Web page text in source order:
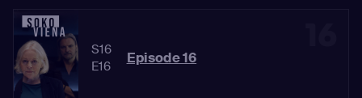
S16
E16
Episode 16